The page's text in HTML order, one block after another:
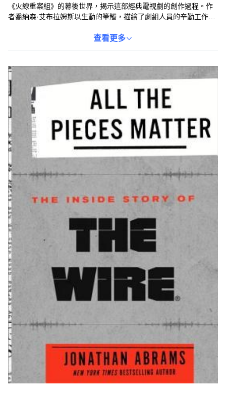
《火線重案組》的幕後世界，揭示這部經典電視劇的創作過程。作
者喬納森·艾布拉姆斯以生動的筆觸，描繪了劇組人員的辛勤工作和
的書籍，更是一部關於團隊合作、創意和對細節追求的故事。精裝
查看更多